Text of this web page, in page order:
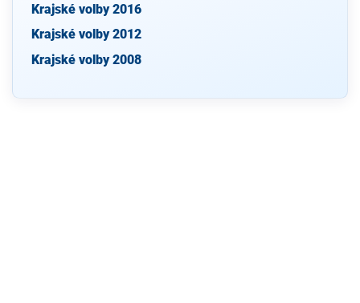
Krajské volby 2016
Krajské volby 2012
Krajské volby 2008